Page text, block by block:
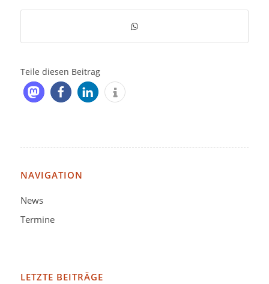
Teile diesen Beitrag
NAVIGATION
News
Termine
LETZTE BEITRÄGE